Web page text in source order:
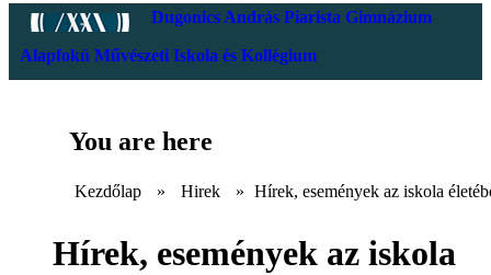
Dugonics András Piarista Gimnázium
Alapfokú Művészeti Iskola és Kollégium
You are here
Kezdőlap » Hirek » Hírek, események az iskola
Hírek, események az iskola